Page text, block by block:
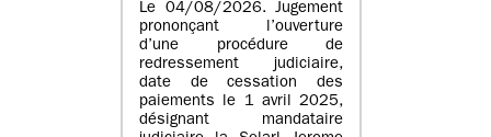
Le 04/08/2026. Jugement
prononçant l’ouverture
d’une procédure de
redressement judiciaire,
date de cessation des
paiements le 1 avril 2025,
désignant mandataire